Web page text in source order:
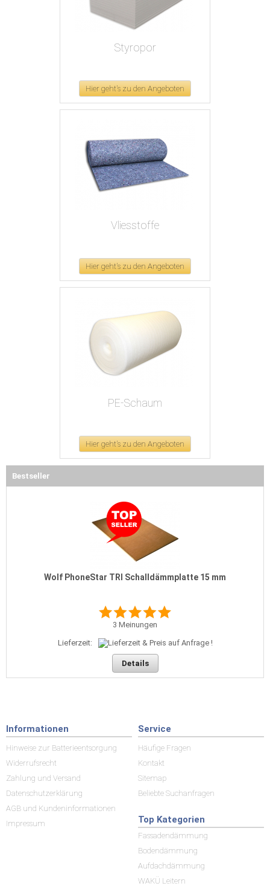
Styropor
Hier geht's zu den Angeboten
Vliesstoffe
Hier geht's zu den Angeboten
PE-Schaum
Hier geht's zu den Angeboten
Bestseller
Wolf PhoneStar TRI Schalldämmplatte 15 mm
3 Meinungen
Lieferzeit:
Details
Informationen
Hinweise zur Batterieentsorgung
Widerrufsrecht
Zahlung und Versand
Datenschutzerklärung
AGB und Kundeninformationen
Impressum
Service
Häufige Fragen
Kontakt
Sitemap
Beliebte Suchanfragen
Top Kategorien
Fassadendämmung
Bodendämmung
Aufdachdämmung
WAKÜ Leitern